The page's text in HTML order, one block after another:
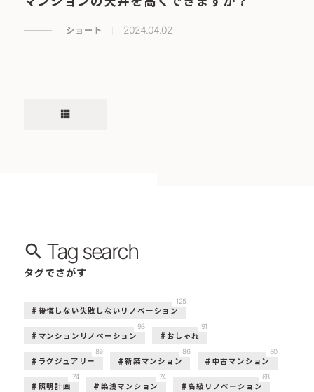
ショート 2024.04.02
apps
Tag search
タグでさがす
後悔しない失敗しないリノベーション
125
マンションリノベーション
93
おしゃれ
91
ラグジュアリー
89
新築マンション
86
中古マンション
80
照明計画
74
築浅マンション
74
高級リノベーション
68